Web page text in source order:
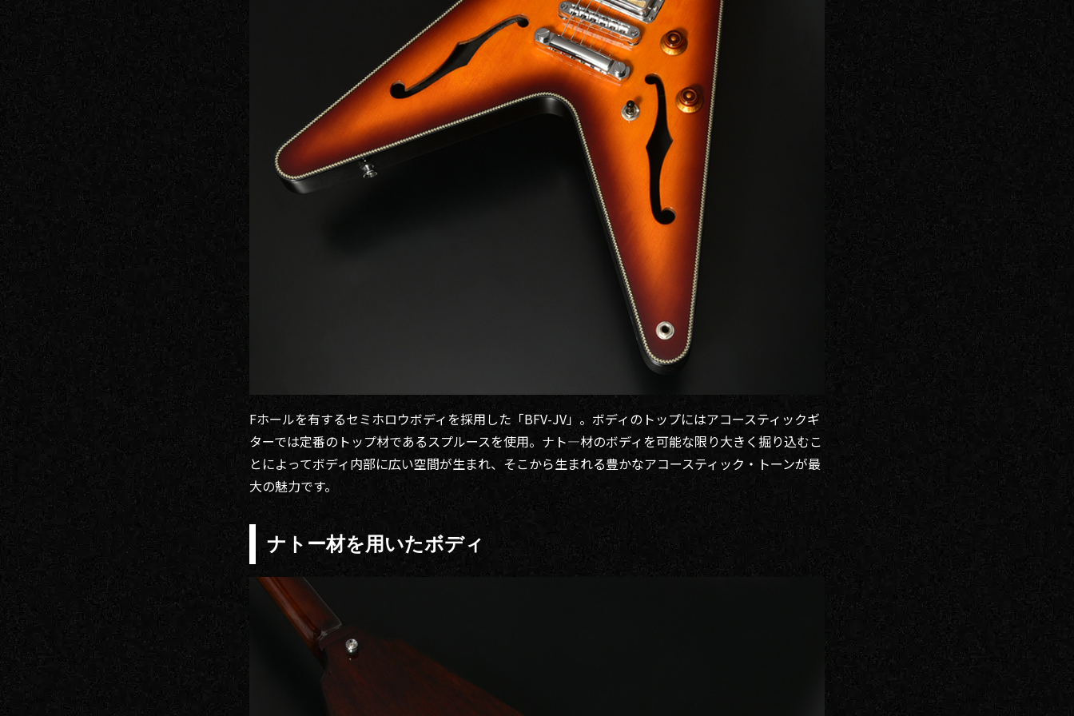
Fホールを有するセミホロウボディを採用した「BFV-JV」。ボディのトップにはアコースティックギ
ターでは定番のトップ材であるスプルースを使用。ナト―材のボディを可能な限り大きく掘り込むこ
とによってボディ内部に広い空間が生まれ、そこから生まれる豊かなアコースティック・トーンが最
大の魅力です。
ナトー材を用いたボディ